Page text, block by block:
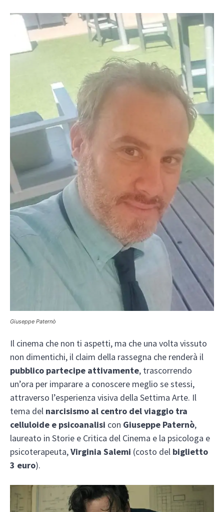
Giuseppe Paternò
Il cinema che non ti aspetti, ma che una volta vissuto
non dimentichi, il claim della rassegna che renderà il
pubblico partecipe attivamente, trascorrendo
un’ora per imparare a conoscere meglio se stessi,
attraverso l’esperienza visiva della Settima Arte. Il
tema del narcisismo al centro del viaggio tra
celluloide e psicoanalisi con Giuseppe Paternò,
laureato in Storie e Critica del Cinema e la psicologa e
psicoterapeuta,Virginia Salemi (costo del biglietto
3 euro).